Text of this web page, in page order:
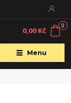
Menu
0
0,00 Kč